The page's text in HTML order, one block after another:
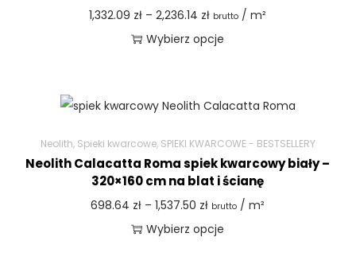
1,332.09 zł – 2,236.14 zł brutto / m²
Wybierz opcje
Neolith, Spieki kwarcowe, SPIEKI KWARCOWE - BESTSELLERY
Neolith Calacatta Roma spiek kwarcowy biały –
320×160 cm na blat i ścianę
698.64 zł – 1,537.50 zł brutto / m²
Wybierz opcje